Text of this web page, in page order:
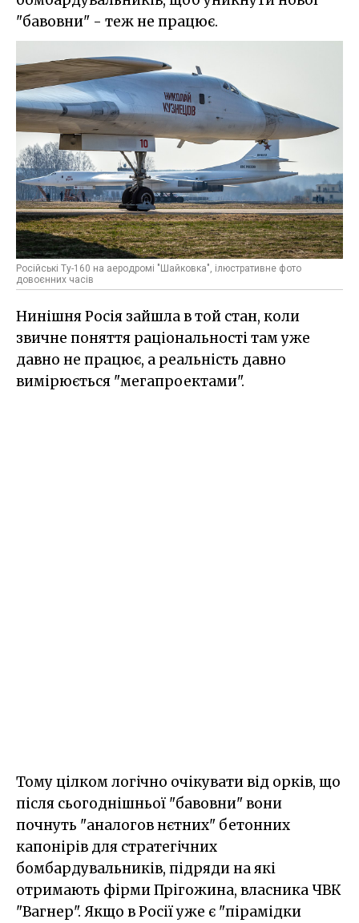
"бавовни" - теж не працює.
Російські Ту-160 на аеродромі "Шайковка", ілюстративне фото
довоєнних часів
Нинішня Росія зайшла в той стан, коли
звичне поняття раціональності там уже
давно не працює, а реальність давно
вимірюється "мегапроектами".
Тому цілком логічно очікувати від орків, що
після сьогоднішньої "бавовни" вони
почнуть "аналогов нєтних" бетонних
капонірів для стратегічних
бомбардувальників, підряди на які
отримають фірми Прігожина, власника ЧВК
"Вагнер". Якщо в Росії уже є "пірамідки